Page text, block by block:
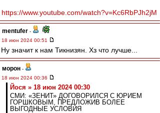
https://www.youtube.com/watch?v=Kc6RbPJh2jM
mentufer -
18 июн 2024 00:51
Ну значит к нам Тикнизян. Хз что лучше...
морон -
18 июн 2024 00:36
Йося » 18 июн 2024 00:30
СМИ: «ЗЕНИТ» ДОГОВОРИЛСЯ С ЮРИЕМ
ГОРШКОВЫМ, ПРЕДЛОЖИВ БОЛЕЕ
ВЫГОДНЫЕ УСЛОВИЯ